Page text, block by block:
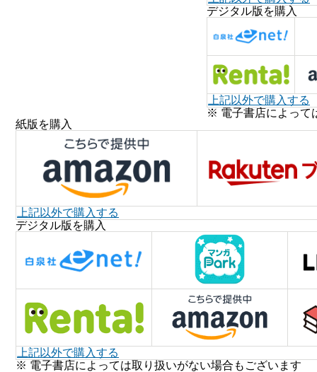
デジタル版を購入
上記以外で購入する
※ 電子書店によって
紙版を購入
上記以外で購入する
デジタル版を購入
上記以外で購入する
※ 電子書店によっては取り扱いがない場合もございます